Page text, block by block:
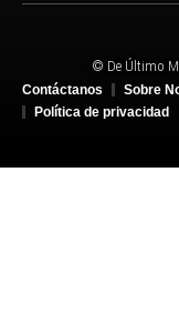
© De Último
Contáctanos
Sobre
Política de privacidad